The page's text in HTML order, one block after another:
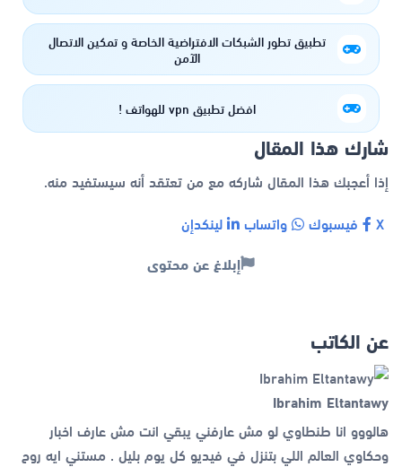
تطبيق تطور الشبكات الافتراضية الخاصة و تمكين الاتصال
الآمن
افضل تطبيق vpn للهواتف !
شارك هذا المقال
إذا أعجبك هذا المقال شاركه مع من تعتقد أنه سيستفيد منه.
فيسبوك واتساب لينكدإن
إبلاغ عن محتوى
عن الكاتب
Ibrahim Eltantawy
هالووو انا طنطاوي لو مش عارفني يبقي انت مش عارف اخبار
وحكاوي العالم اللي بتنزل في فيديو كل يوم بليل . مستني ايه روح